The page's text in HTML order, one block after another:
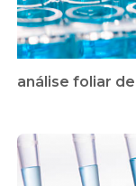
análise foliar